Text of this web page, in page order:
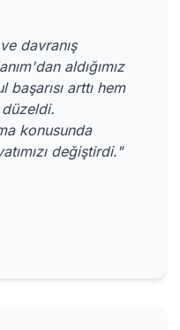
davranış
aldığımız
arttı hem
konusunda
değiştirdi."